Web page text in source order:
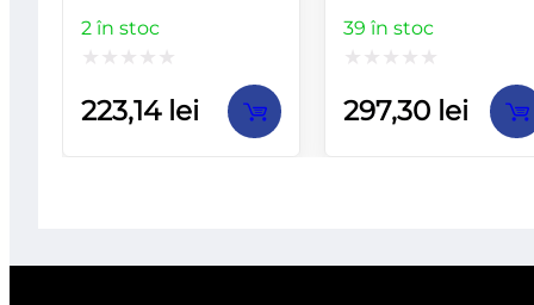
2 în stoc
la
223,14 lei
39 în stoc
la
297,30 lei